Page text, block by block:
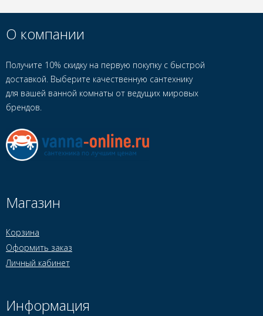
О компании
Получите 10% скидку на первую покупку с быстрой
доставкой. Выберите качественную сантехнику
для вашей ванной комнаты от ведущих мировых
брендов.
Магазин
Корзина
Оформить заказ
Личный кабинет
Информация